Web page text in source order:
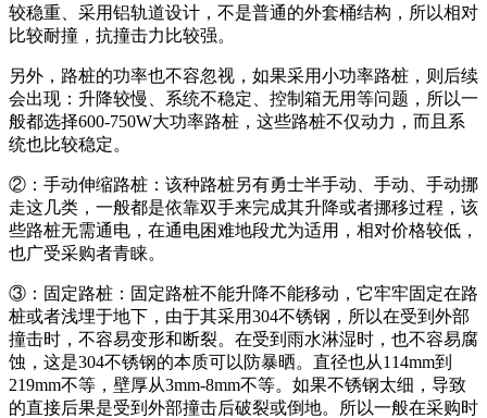
较稳重、采用铝轨道设计，不是普通的外套桶结构，所以相对
比较耐撞，抗撞击力比较强。
另外，路桩的功率也不容忽视，如果采用小功率路桩，则后续
会出现：升降较慢、系统不稳定、控制箱无用等问题，所以一
般都选择600-750W大功率路桩，这些路桩不仅动力，而且系
统也比较稳定。
②：手动伸缩路桩：该种路桩另有勇士半手动、手动、手动挪
走这几类，一般都是依靠双手来完成其升降或者挪移过程，该
些路桩无需通电，在通电困难地段尤为适用，相对价格较低，
也广受采购者青睐。
③：固定路桩：固定路桩不能升降不能移动，它牢牢固定在路
桩或者浅埋于地下，由于其采用304不锈钢，所以在受到外部
撞击时，不容易变形和断裂。在受到雨水淋湿时，也不容易腐
蚀，这是304不锈钢的本质可以防暴晒。直径也从114mm到
219mm不等，壁厚从3mm-8mm不等。如果不锈钢太细，导致
的直接后果是受到外部撞击后破裂或倒地。所以一般在采购时